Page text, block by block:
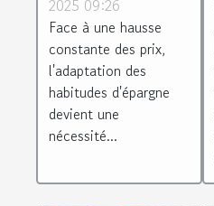
l'épargne
personnelle en
période
d'inflation
2025 09:26
Face à une hausse
constante des prix,
l'adaptation des
habitudes d'épargne
devient une
nécessité...